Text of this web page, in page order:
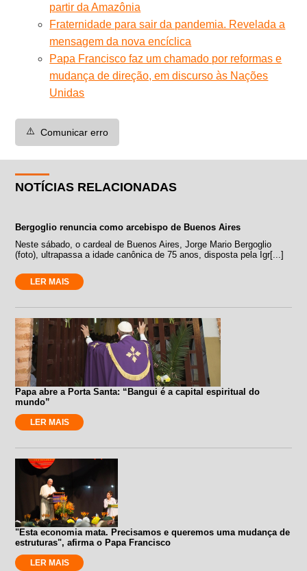
partir da Amazônia
Fraternidade para sair da pandemia. Revelada a
mensagem da nova encíclica
Papa Francisco faz um chamado por reformas e
mudança de direção, em discurso às Nações
Unidas
⚠️ Comunicar erro
NOTÍCIAS RELACIONADAS
Bergoglio renuncia como arcebispo de Buenos Aires
Neste sábado, o cardeal de Buenos Aires, Jorge Mario Bergoglio
(foto), ultrapassa a idade canônica de 75 anos, disposta pela Igr[...]
LER MAIS
Papa abre a Porta Santa: “Bangui é a capital espiritual do
mundo”
LER MAIS
"Esta economia mata. Precisamos e queremos uma mudança de
estruturas", afirma o Papa Francisco
LER MAIS